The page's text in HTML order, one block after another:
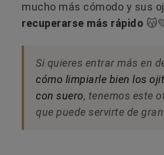
mucho más cómodo y sus
recuperarse más rápido
Si quieres entrar más en
cómo limpiarle bien los
con suero, tenemos este
que puede servirte de